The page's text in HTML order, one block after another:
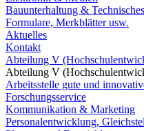
Bauunterhaltung &
Formulare, Merkblätter usw.
Aktuelles
Kontakt
Abteilung V
Abteilung V
Arbeitsstelle gute und
Forschungsservice
Kommunikation & Marketing
Personalentwicklung,